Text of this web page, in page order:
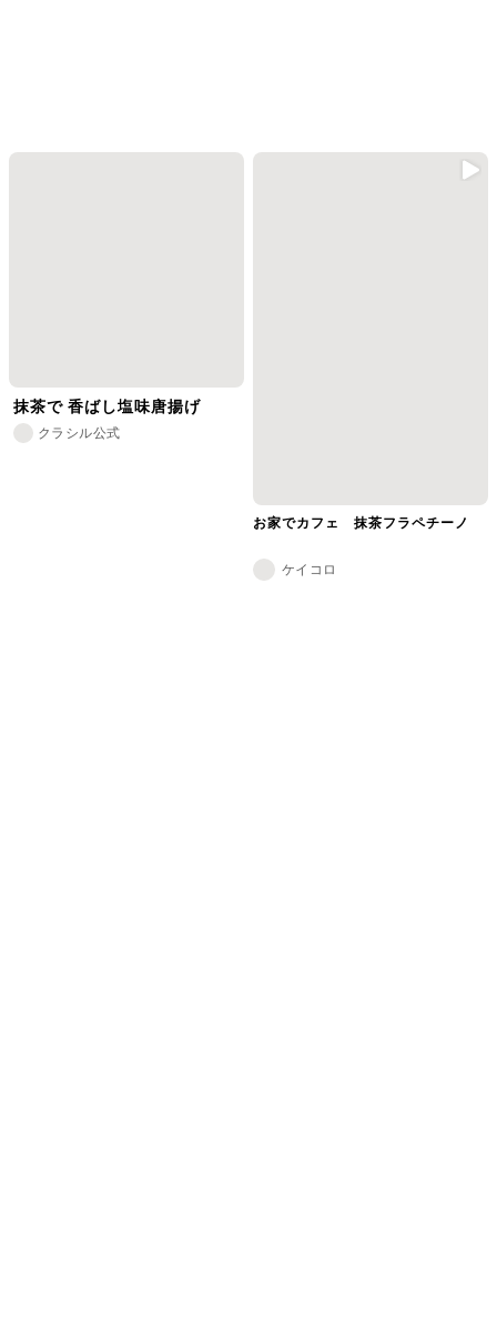
抹茶で 香ばし塩味唐揚げ
クラシル公式
お家でカフェ 抹茶フラペチーノ
ケイコロ